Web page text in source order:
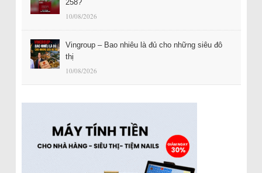
258?
10/08/2026
Vingroup – Bao nhiêu là đủ cho những siêu đô
thị
10/08/2026